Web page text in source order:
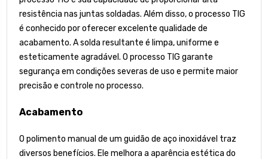
resistência nas juntas soldadas. Além disso, o processo TIG
é conhecido por oferecer excelente qualidade de
acabamento. A solda resultante é limpa, uniforme e
esteticamente agradável. O processo TIG garante
segurança em condições severas de uso e permite maior
precisão e controle no processo.
Acabamento
O polimento manual de um guidão de aço inoxidável traz
diversos benefícios. Ele melhora a aparência estética do